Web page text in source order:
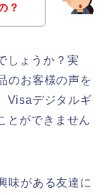
？
しょうか？実
のお客様の声を
Visaデジタルギ
とができません
味がある友達に